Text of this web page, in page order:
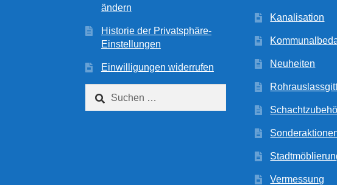
ändern
Historie der Privatsphäre-
Einstellungen
Einwilligungen widerrufen
nach:
Kanalisation
Neuheiten
Vermessung